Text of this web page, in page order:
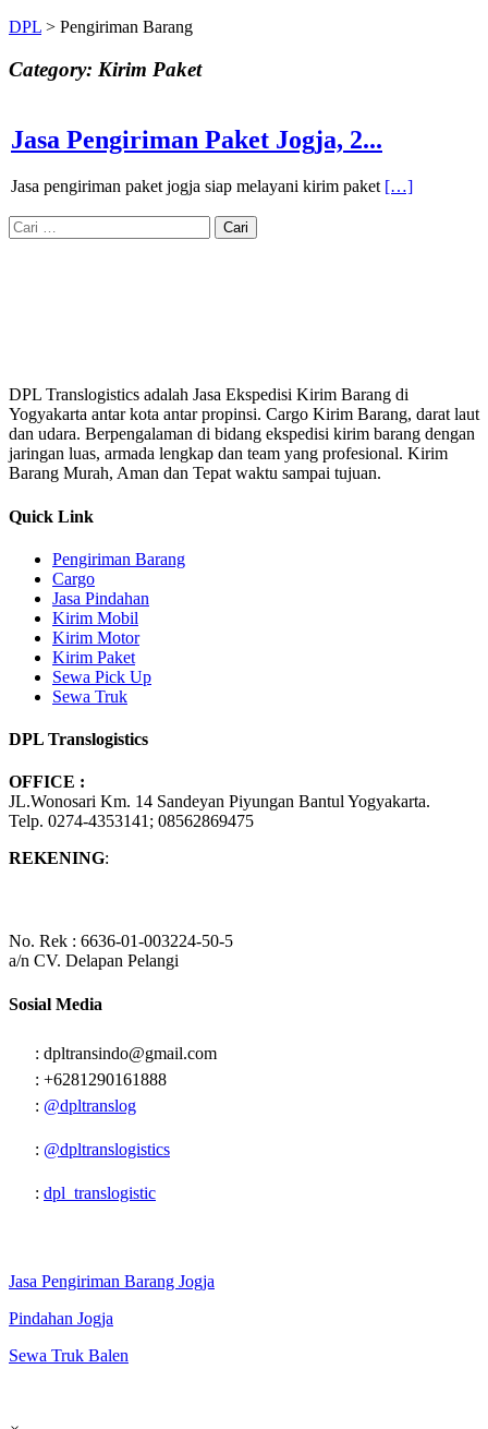
DPL > Pengiriman Barang
Category: Kirim Paket
Jasa Pengiriman Paket Jogja, 2...
Jasa pengiriman paket jogja siap melayani kirim paket […]
Cari
untuk:
DPL Translogistics adalah Jasa Ekspedisi Kirim Barang di
Yogyakarta antar kota antar propinsi. Cargo Kirim Barang, darat laut
dan udara. Berpengalaman di bidang ekspedisi kirim barang dengan
jaringan luas, armada lengkap dan team yang profesional. Kirim
Barang Murah, Aman dan Tepat waktu sampai tujuan.
Quick Link
Pengiriman Barang
Cargo
Jasa Pindahan
Kirim Mobil
Kirim Motor
Kirim Paket
Sewa Pick Up
Sewa Truk
DPL Translogistics
OFFICE :
JL.Wonosari Km. 14 Sandeyan Piyungan Bantul Yogyakarta.
Telp. 0274-4353141; 08562869475
REKENING:
No. Rek : 6636-01-003224-50-5
a/n CV. Delapan Pelangi
Sosial Media
: dpltransindo@gmail.com
: +6281290161888
: @dpltranslog
: @dpltranslogistics
: dpl_translogistic
Jasa Pengiriman Barang Jogja
Pindahan Jogja
Sewa Truk Balen